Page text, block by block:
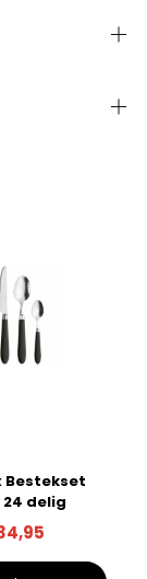
Bestekset
24 delig